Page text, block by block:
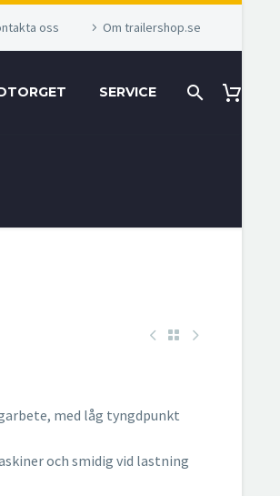
oss Om trailershop.se
SERVICE
med låg tyngdpunkt
och smidig vid lastning